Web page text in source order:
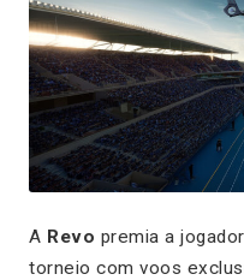
A Revo premia a
torneio com voos